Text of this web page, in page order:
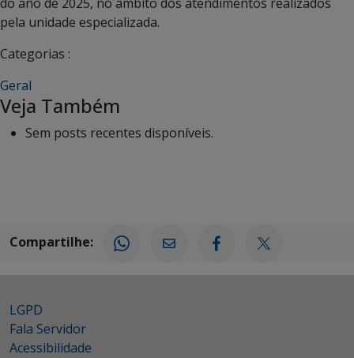
pela unidade especializada.
Categorias :
Geral
Veja Também
Sem posts recentes disponíveis.
Compartilhe:
LGPD
Fala Servidor
Acessibilidade